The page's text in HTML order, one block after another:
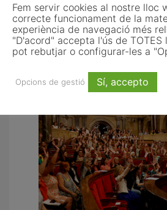
Girona acull la
processos de
setembre 20, 2019
Fem servir cookies al nostre lloc
correcte funcionament de la
experiència de navegació més
"D'acord" accepta l'ús de TOTES
pot rebutjar o configurar-les a
Opcions de gestió Sí, accepto